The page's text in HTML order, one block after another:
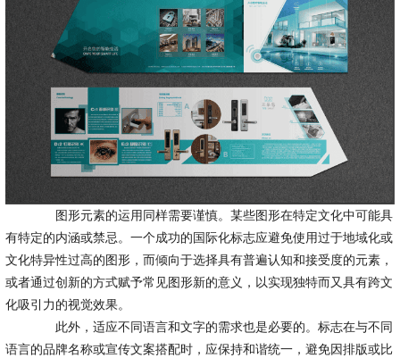
图形元素的运用同样需要谨慎。某些图形在特定文化中可能具
有特定的内涵或禁忌。一个成功的国际化标志应避免使用过于地域化或
文化特异性过高的图形，而倾向于选择具有普遍认知和接受度的元素，
或者通过创新的方式赋予常见图形新的意义，以实现独特而又具有跨文
化吸引力的视觉效果。
此外，适应不同语言和文字的需求也是必要的。标志在与不同
语言的品牌名称或宣传文案搭配时，应保持和谐统一，避免因排版或比